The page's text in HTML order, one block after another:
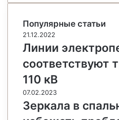
Популярные статьи
21.12.2022
Линии
соответствуют
110 кВ
07.02.2023
Зеркала в